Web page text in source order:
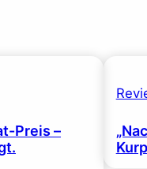
Preis –